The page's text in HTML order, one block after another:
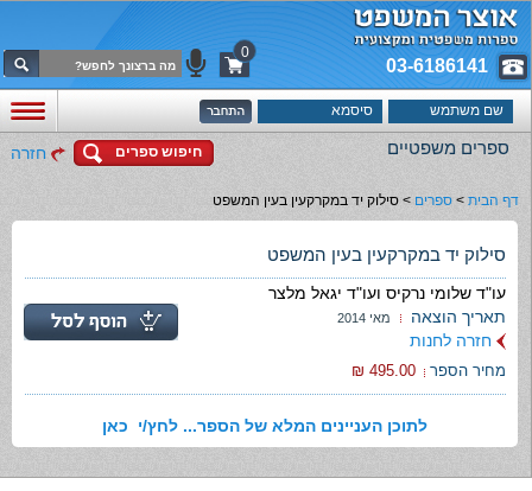
03-6186141
0
ספרים משפטיים חיפוש ספרים חזרה
דף הבית > ספרים > סילוק יד במקרקעין בעין המשפט
סילוק יד במקרקעין בעין המשפט
עו"ד שלומי נרקיס ועו"ד יגאל מלצר
תאריך הוצאה
מאי 2014
חזרה לחנות
מחיר הספר 495.00 ₪
לתוכן העניינים המלא של הספר... לחץ/י כאן